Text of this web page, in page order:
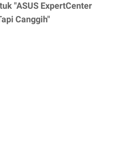
"ASUS ExpertCenter
Canggih"